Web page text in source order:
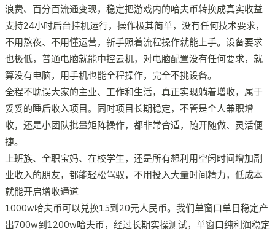
浪费、百分百流通变现，稳定把游戏内的哈夫币转换成真实收益
支持24小时后台挂机运行，操作极其简单，没有任何技术要求，
不用熬夜、不用懂运营，新手照着流程操作就能上手。设备要求
也极低，普通电脑就能中控云机，对电脑配置没有任何要求，就
算没有电脑，用手机也能全程操作，完全不挑设备。
全程不耽误大家的主业、工作和生活，真正实现躺着增收，属于
妥妥的睡后收入项目。同时项目长期稳定，不管是个人兼职增
收，还是小团队批量矩阵操作，都非常合适，随开随做、灵活便
捷。
上班族、全职宝妈、在校学生，还是所有想利用空闲时间增加副
业收入的朋友，都能轻松驾驭，不用投入大量时间精力，低成本
就能开启增收通道
1000w哈夫币可以兑换15到20元人民币。我们单窗口单日稳定产
出700w到1200w哈夫币，经过长期实操测试，单窗口纯利润稳定